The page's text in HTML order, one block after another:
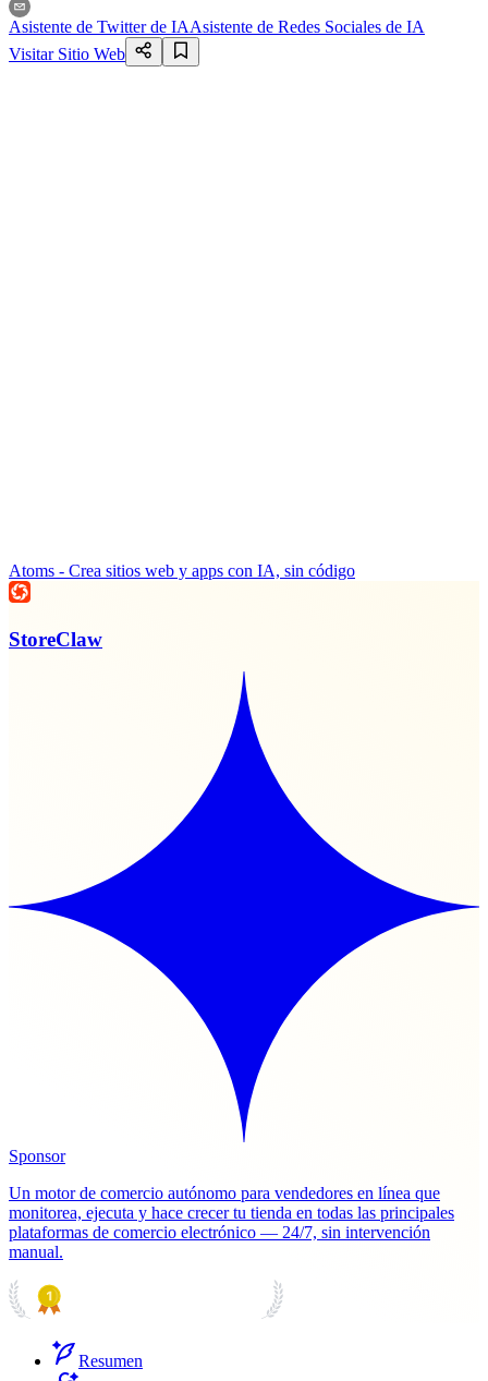
Asistente de Twitter de IAAsistente de Redes Sociales de IA
Visitar Sitio Web
Atoms - Crea sitios web y apps con IA, sin código
StoreClaw
Sponsor
Un motor de comercio autónomo para vendedores en línea que
monitorea, ejecuta y hace crecer tu tienda en todas las principales
plataformas de comercio electrónico — 24/7, sin intervención
manual.
Resumen